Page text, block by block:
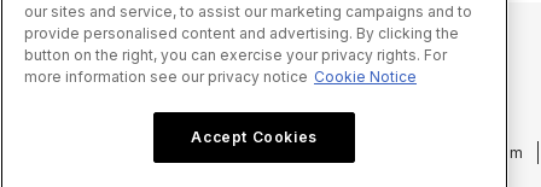
procore.com
our sites and service, to assist our marketing campaigns and to
provide personalised content and advertising. By clicking the
button on the right, you can exercise your privacy rights. For
more information see our privacy notice Cookie Notice
Accept Cookies